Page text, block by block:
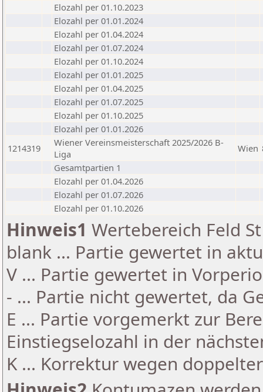
Elozahl per 01.10.2023
Elozahl per 01.01.2024
Elozahl per 01.04.2024
Elozahl per 01.07.2024
Elozahl per 01.10.2024
Elozahl per 01.01.2025
Elozahl per 01.04.2025
Elozahl per 01.07.2025
Elozahl per 01.10.2025
Elozahl per 01.01.2026
1214319
Wiener Vereinsmeisterschaft 2025/2026 B-
Liga
Wien
Gesamtpartien 1
Elozahl per 01.04.2026
Elozahl per 01.07.2026
Elozahl per 01.10.2026
Hinweis1 Wertebereich Feld
blank ... Partie gewertet in
V ... Partie gewertet in
- ... Partie nicht gewertet, da
E ... Partie vorgemerkt zur
Einstiegselozahl in der
K ... Korrektur wegen